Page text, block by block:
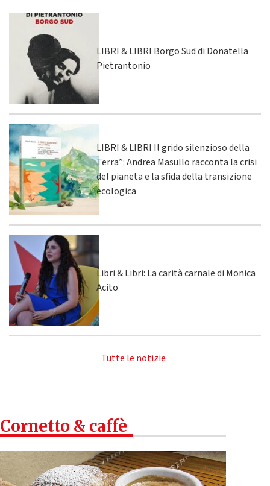
LIBRI & LIBRI Borgo Sud di Donatella
Pietrantonio
LIBRI & LIBRI Il grido silenzioso della
Terra”: Andrea Masullo racconta la crisi
del pianeta e la sfida della transizione
ecologica
Libri & Libri: La carità carnale di Monica
Acito
Tutte le notizie
Cornetto & caffè